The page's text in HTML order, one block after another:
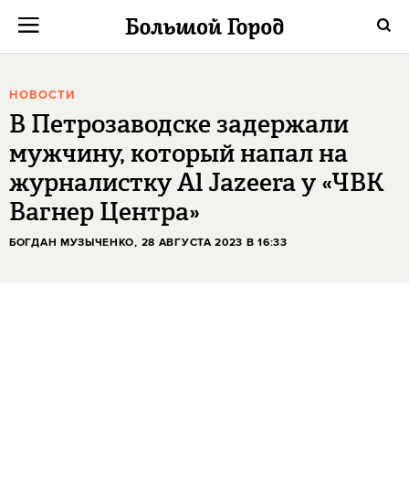
НОВОСТИ
В Петрозаводске задержали
мужчину, который напал на
журналистку Al Jazeera у «ЧВК
Вагнер Центра»
БОГДАН МУЗЫЧЕНКО, 28 АВГУСТА 2023 В 16:33